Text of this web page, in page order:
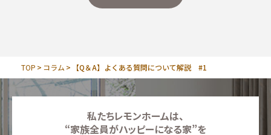
TOP コラム 【Q＆A】よくある質問について解説 #1
私たちレモンホームは、
“家族全員がハッピーになる家”を